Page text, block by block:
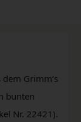
Grimm’s
bunten
Nr. 22421).